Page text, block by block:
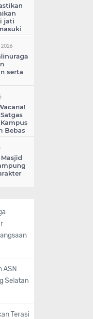
jati
2026
serta
Bebas
ASN
Selatan
Terasi